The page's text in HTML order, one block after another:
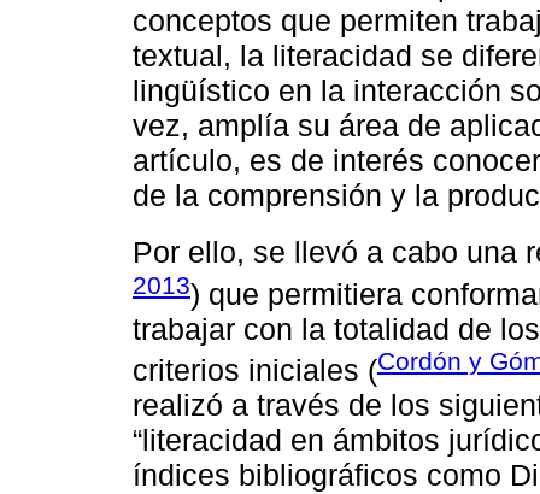
conceptos que permiten
textual, la literacidad se
lingüístico en la interacción
vez, amplía su área de
artículo, es de interés
de la comprensión y la
Por ello, se llevó a cabo una
2013) que permitiera
trabajar con la totalidad de
criterios iniciales (Cordón y
realizó a través de los
“literacidad en ámbitos
índices bibliográficos como